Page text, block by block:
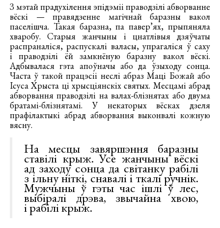
З мэтай прадухілення эпідэміі праводзілі абворванне
вёскі — правядзенне магічнай баразны вакол
паселішча. Такая баразна, па павер’ях, прыпяняла
хваробу. Старыя жанчыны і цнатлівыя дзяўчаты
распраналіся, распускалі валасы, упрагаліся ў саху
і праводзілі ёй замкнёную баразну вакол вёскі.
Адбывалася гэта апоўначы або да ўзыходу сонца.
Часта ў такой працэсіі неслі абраз Маці Божай або
Ісуса Хрыста ці хрысціянскіх святых. Месцамі абрад
абворвання праводзілі на валах-блізнятах або двума
братамі-блізнятамі. У некаторых вёсках дзеля
прафілактыкі абрад абворвання выконвалі кожную
вясну.
На месцы завяршэння баразны
ставілі крыж. Усе жанчыны вёскі
ад заходу сонца да світанку рабілі
з ільну ніткі, снавалі і ткалі ручнік.
Мужчыны ў гэты час ішлі ў лес,
выбіралі дрэва, звычайна хвою,
і рабілі крыж.